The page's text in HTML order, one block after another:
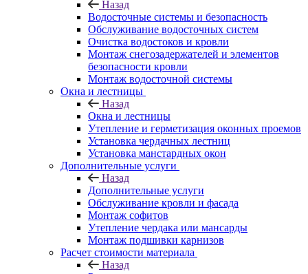
Назад
Водосточные системы и безопасность
Обслуживание водосточных систем
Очистка водостоков и кровли
Монтаж снегозадержателей и элементов
безопасности кровли
Монтаж водосточной системы
Окна и лестницы
Назад
Окна и лестницы
Утепление и герметизация оконных проемов
Установка чердачных лестниц
Установка манстардных окон
Дополнительные услуги
Назад
Дополнительные услуги
Обслуживание кровли и фасада
Монтаж софитов
Утепление чердака или мансарды
Монтаж подшивки карнизов
Расчет стоимости материала
Назад